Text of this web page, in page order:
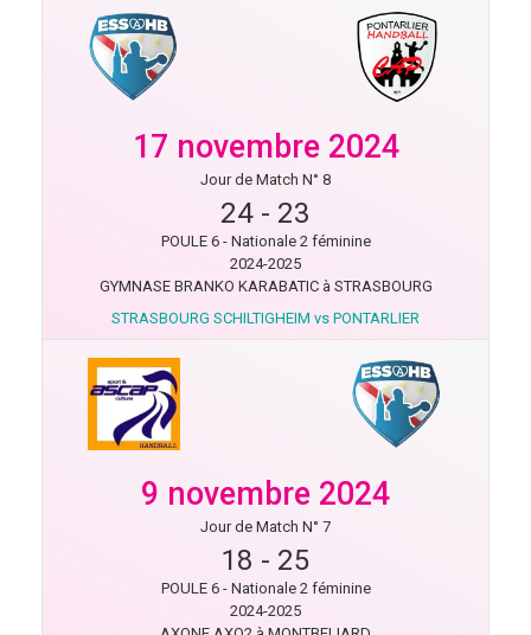
17 novembre 2024
Jour de Match N° 8
24 - 23
POULE 6 - Nationale 2 féminine
2024-2025
GYMNASE BRANKO KARABATIC à STRASBOURG
STRASBOURG SCHILTIGHEIM vs PONTARLIER
9 novembre 2024
Jour de Match N° 7
18 - 25
POULE 6 - Nationale 2 féminine
2024-2025